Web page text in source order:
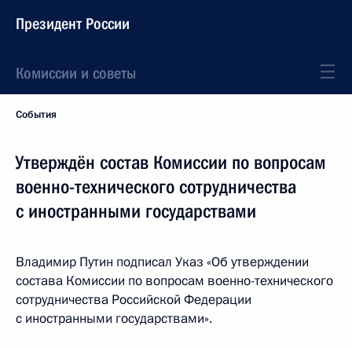
Президент России
Комиссии и советы
События
Утверждён состав Комиссии по вопросам
военно-технического сотрудничества
с иностранными государствами
Владимир Путин подписал Указ «Об утверждении
состава Комиссии по вопросам военно-технического
сотрудничества Российской Федерации
с иностранными государствами».